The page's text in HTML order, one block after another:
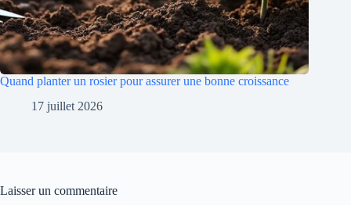
Quand planter un rosier pour assurer une bonne croissance
17 juillet 2026
Laisser un commentaire